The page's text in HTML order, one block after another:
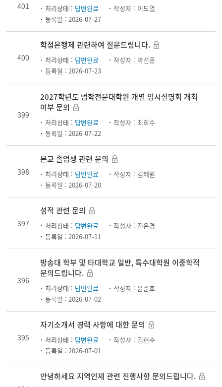
401 처리상태 : 답변완료 작성자 : 이도열
등록일 : 2026-07-27
400
학점은행제 관련하여 질문드립니다.
처리상태 : 답변완료 작성자 : 박선홍
등록일 : 2026-07-23
399
2027학년도 법학전문대학원 개별 입시설명회 개최
여부 문의
처리상태 : 답변완료 작성자 : 최희수
등록일 : 2026-07-22
398
본교 졸업생 관련 문의
처리상태 : 답변완료 작성자 : 김혜원
등록일 : 2026-07-20
397
성적 관련 문의
처리상태 : 답변완료 작성자 : 전은경
등록일 : 2026-07-11
396
방송대 학부 및 타대학교 일반, 특수대학원 이중학적
문의드립니다.
처리상태 : 답변완료 작성자 : 윤준호
등록일 : 2026-07-02
395
자기소개서 경력 사항에 대한 문의
처리상태 : 답변완료 작성자 : 김현수
등록일 : 2026-07-01
안녕하세요 지역인재 관련 진행사항 문의드립니다.